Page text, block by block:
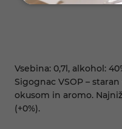
Vsebina: 0,7l, alkohol:
Sigognac VSOP –
okusom in aromo.
(+0%).